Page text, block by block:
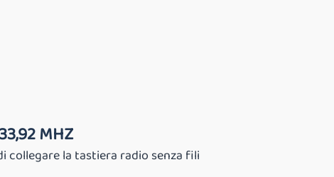
MHZ
collegare la tastiera radio senza fili